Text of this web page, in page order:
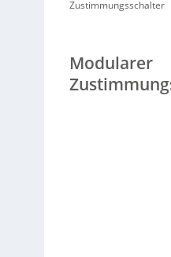
Zustimmungsschalter
Modularer